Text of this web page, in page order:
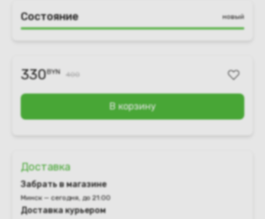
Состояние новый
330BYN 400
В корзину
Доставка
Забрать в магазине
Минск — сегодня, до 21:00
Доставка курьером